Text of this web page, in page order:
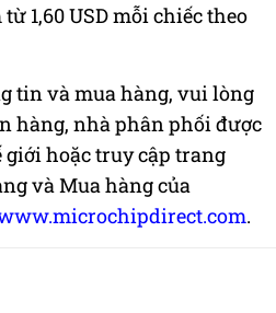
1,60 USD mỗi chiếc theo
tin và mua hàng, vui lòng
hàng, nhà phân phối được
hoặc truy cập trang
và Mua hàng của
.